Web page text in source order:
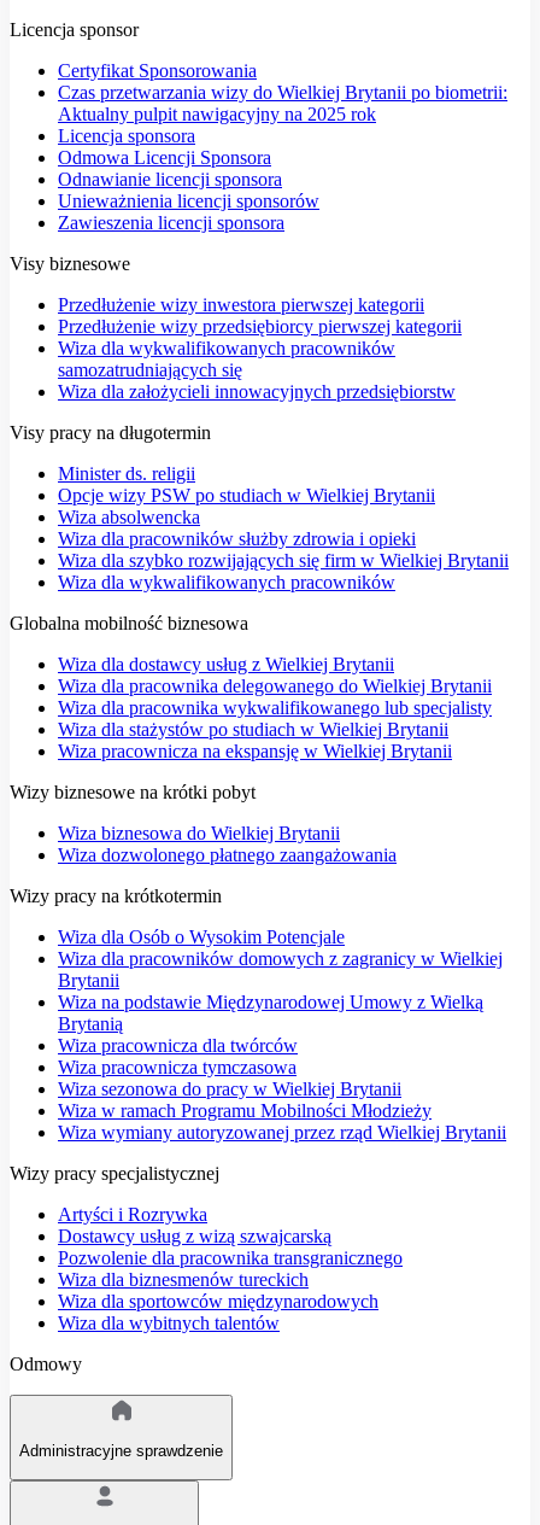
Licencja sponsor
Certyfikat Sponsorowania
Czas przetwarzania wizy do Wielkiej Brytanii po biometrii:
Aktualny pulpit nawigacyjny na 2025 rok
Licencja sponsora
Odmowa Licencji Sponsora
Odnawianie licencji sponsora
Unieważnienia licencji sponsorów
Zawieszenia licencji sponsora
Visy biznesowe
Przedłużenie wizy inwestora pierwszej kategorii
Przedłużenie wizy przedsiębiorcy pierwszej kategorii
Wiza dla wykwalifikowanych pracowników
samozatrudniających się
Wiza dla założycieli innowacyjnych przedsiębiorstw
Visy pracy na długotermin
Minister ds. religii
Opcje wizy PSW po studiach w Wielkiej Brytanii
Wiza absolwencka
Wiza dla pracowników służby zdrowia i opieki
Wiza dla szybko rozwijających się firm w Wielkiej Brytanii
Wiza dla wykwalifikowanych pracowników
Globalna mobilność biznesowa
Wiza dla dostawcy usług z Wielkiej Brytanii
Wiza dla pracownika delegowanego do Wielkiej Brytanii
Wiza dla pracownika wykwalifikowanego lub specjalisty
Wiza dla stażystów po studiach w Wielkiej Brytanii
Wiza pracownicza na ekspansję w Wielkiej Brytanii
Wizy biznesowe na krótki pobyt
Wiza biznesowa do Wielkiej Brytanii
Wiza dozwolonego płatnego zaangażowania
Wizy pracy na krótkotermin
Wiza dla Osób o Wysokim Potencjale
Wiza dla pracowników domowych z zagranicy w Wielkiej
Brytanii
Wiza na podstawie Międzynarodowej Umowy z Wielką
Brytanią
Wiza pracownicza dla twórców
Wiza pracownicza tymczasowa
Wiza sezonowa do pracy w Wielkiej Brytanii
Wiza w ramach Programu Mobilności Młodzieży
Wiza wymiany autoryzowanej przez rząd Wielkiej Brytanii
Wizy pracy specjalistycznej
Artyści i Rozrywka
Dostawcy usług z wizą szwajcarską
Pozwolenie dla pracownika transgranicznego
Wiza dla biznesmenów tureckich
Wiza dla sportowców międzynarodowych
Wiza dla wybitnych talentów
Odmowy
Administracyjne sprawdzenie